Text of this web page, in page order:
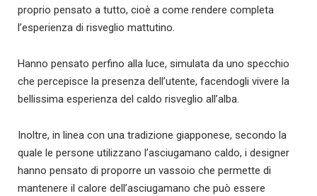
proprio pensato a tutto, cioè a come rendere completa
l’esperienza di risveglio mattutino.
Hanno pensato perfino alla luce, simulata da uno specchio
che percepisce la presenza dell’utente, facendogli vivere la
bellissima esperienza del caldo risveglio all’alba.
Inoltre, in linea con una tradizione giapponese, secondo la
quale le persone utilizzano l’asciugamano caldo, i designer
hanno pensato di proporre un vassoio che permette di
mantenere il calore dell’asciugamano che può essere